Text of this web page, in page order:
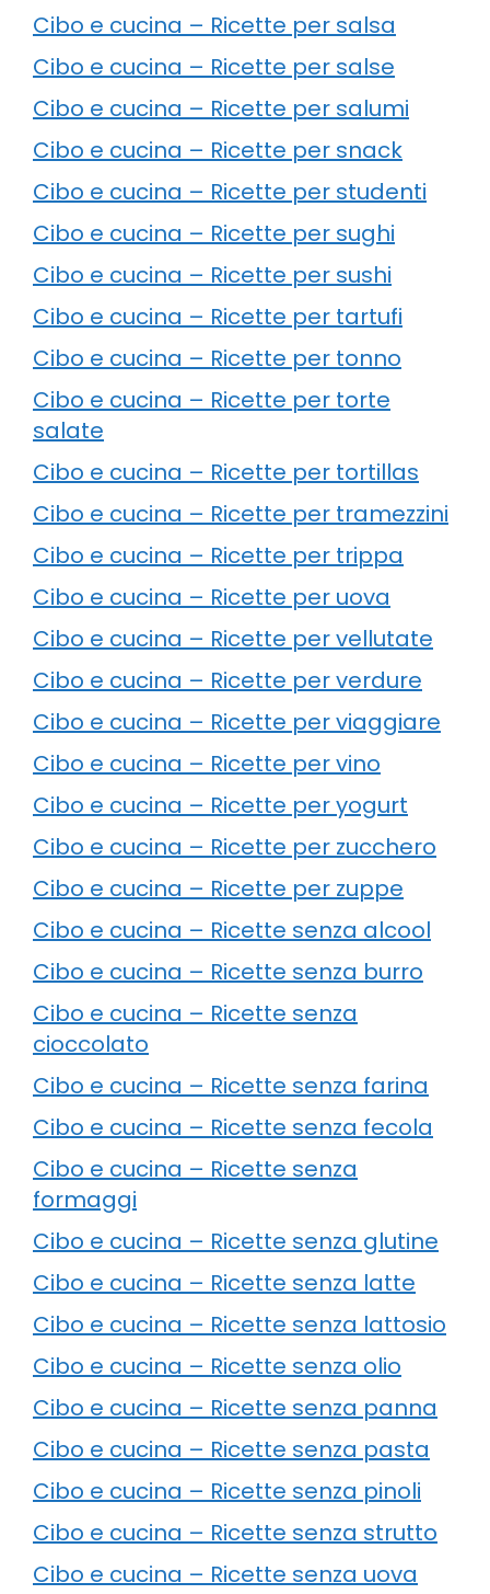
Cibo e cucina – Ricette per salsa
Cibo e cucina – Ricette per salse
Cibo e cucina – Ricette per salumi
Cibo e cucina – Ricette per snack
Cibo e cucina – Ricette per studenti
Cibo e cucina – Ricette per sughi
Cibo e cucina – Ricette per sushi
Cibo e cucina – Ricette per tartufi
Cibo e cucina – Ricette per tonno
Cibo e cucina – Ricette per torte
salate
Cibo e cucina – Ricette per tortillas
Cibo e cucina – Ricette per tramezzini
Cibo e cucina – Ricette per trippa
Cibo e cucina – Ricette per uova
Cibo e cucina – Ricette per vellutate
Cibo e cucina – Ricette per verdure
Cibo e cucina – Ricette per viaggiare
Cibo e cucina – Ricette per vino
Cibo e cucina – Ricette per yogurt
Cibo e cucina – Ricette per zucchero
Cibo e cucina – Ricette per zuppe
Cibo e cucina – Ricette senza alcool
Cibo e cucina – Ricette senza burro
Cibo e cucina – Ricette senza
cioccolato
Cibo e cucina – Ricette senza farina
Cibo e cucina – Ricette senza fecola
Cibo e cucina – Ricette senza
formaggi
Cibo e cucina – Ricette senza glutine
Cibo e cucina – Ricette senza latte
Cibo e cucina – Ricette senza lattosio
Cibo e cucina – Ricette senza olio
Cibo e cucina – Ricette senza panna
Cibo e cucina – Ricette senza pasta
Cibo e cucina – Ricette senza pinoli
Cibo e cucina – Ricette senza strutto
Cibo e cucina – Ricette senza uova